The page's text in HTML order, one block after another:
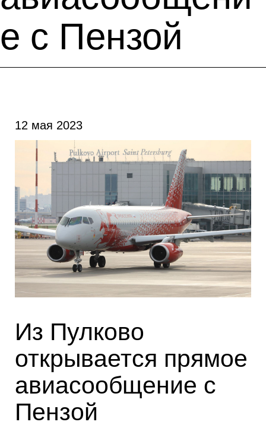
е с Пензой
12 мая 2023
Из Пулково
открывается прямое
авиасообщение с
Пензой